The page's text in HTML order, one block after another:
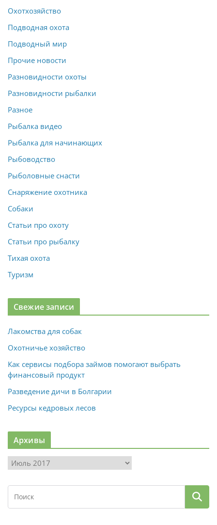
Охотхозяйство
Подводная охота
Подводный мир
Прочие новости
Разновидности охоты
Разновидности рыбалки
Разное
Рыбалка видео
Рыбалка для начинающих
Рыбоводство
Рыболовные снасти
Снаряжение охотника
Собаки
Статьи про охоту
Статьи про рыбалку
Тихая охота
Туризм
Свежие записи
Лакомства для собак
Охотничье хозяйство
Как сервисы подбора займов помогают выбрать
финансовый продукт
Разведение дичи в Болгарии
Ресурсы кедровых лесов
Архивы
х
в